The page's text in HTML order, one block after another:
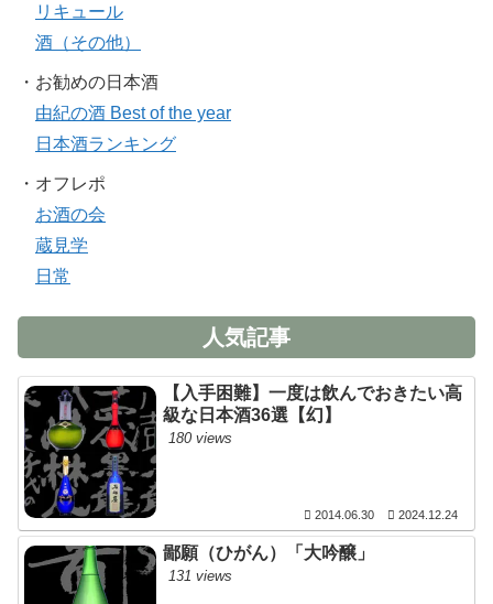
リキュール
酒（その他）
・お勧めの日本酒
由紀の酒 Best of the year
日本酒ランキング
・オフレポ
お酒の会
蔵見学
日常
人気記事
【入手困難】一度は飲んでおきたい高
級な日本酒36選【幻】
180 views
2014.06.30 2024.12.24
鄙願（ひがん）「大吟醸」
131 views